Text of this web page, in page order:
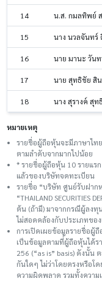
14 น.ส. กมลทิพย์
15 นาง นวลจันทร์
16 นาย มานะ วัน
17 นาย สุทธิชัย สิ
18 นาง สุรางค์ สุ
หมายเหตุ
รายชื่อผู้ถือหุ้นจะมีภาษาไท
ตามลำดับจากมากไปน้อย
* รายชื่อผู้ถือหุ้น 10 รายแร
แล้วของบริษัทจดทะเบียน
รายชื่อ “บริษัท ศูนย์รับฝาก
“THAILAND SECURITIES
ต้น (ถ้ามี) มาจากกรณีผู้ลงทุ
ไม่สอดคล้องกับประเภทขอ
การเปิดเผยข้อมูลรายชื่อผู้
เป็นข้อมูลตามที่ผู้ถือหุ้นได้ร
256 (“as is” basis) ดังนั้น
กันใดๆ ไม่ว่าโดยตรงหรือโ
ความผิดพลาด รวมทั้งควา